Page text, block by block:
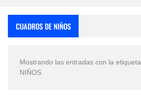
CUADROS DE NIÑOS
Mostrando las entradas con la etiqueta
NIÑOS